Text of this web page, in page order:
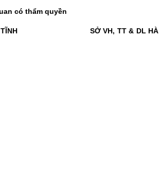
có thẩm quyền
TĨNH SỞ VH, TT & DL HÀ